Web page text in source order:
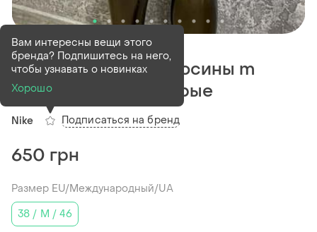
В наличии1 шт
Nike dri-fit шорты-лосины m
размер беговые серые
Nike
Вам интересны вещи этого
бренда? Подпишитесь на него,
чтобы узнавать о новинках
Хорошо
Подписаться на бренд
650 грн
Размер EU/Международный/UA
38 / M / 46